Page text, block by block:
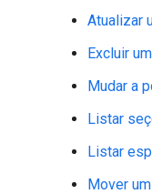
Atualizar
Excluir
Mudar a
Listar
Listar
Mover